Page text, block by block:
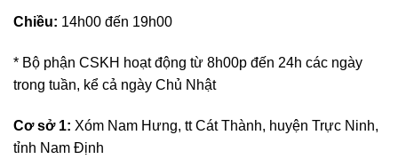
Chiều: 14h00 đến 19h00
* Bộ phận CSKH hoạt động từ 8h00p đến 24h các ngày
trong tuần, kể cả ngày Chủ Nhật
Cơ sở 1: Xóm Nam Hưng, tt Cát Thành, huyện Trực Ninh,
tỉnh Nam Định